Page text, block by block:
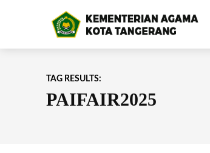
TAG RESULTS:
PAIFAIR2025